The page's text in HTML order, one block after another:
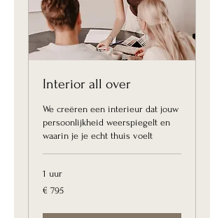
Interior all over
We creëren een interieur dat jouw
persoonlijkheid weerspiegelt en
waarin je je echt thuis voelt
1 uur
795
euro
€ 795